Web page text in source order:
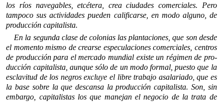
los ríos navegables, etcétera, crea ciudades comerciales. Pero
tampoco sus actividades pueden calificarse, en modo alguno, de
producción capitalista.
En la segunda clase de colonias las plantaciones, que son desde
el momento mismo de crearse especulaciones comerciales, centros
de producción para el mercado mundial existe un régimen de pro­
ducción capitalista, aunque sólo de un modo formal, puesto que la
esclavitud de los negros excluye el libre trabajo asalariado, que es
la base sobre la que descansa la producción capitalista. Son, sin
embar­go, capitalistas los que manejan el negocio de la trata de